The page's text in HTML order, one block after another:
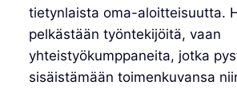
tietynlaista oma-aloitteisuutta.
pelkästään työntekijöitä, vaan
yhteistyökumppaneita, jotka
sisäistämään toimenkuvansa